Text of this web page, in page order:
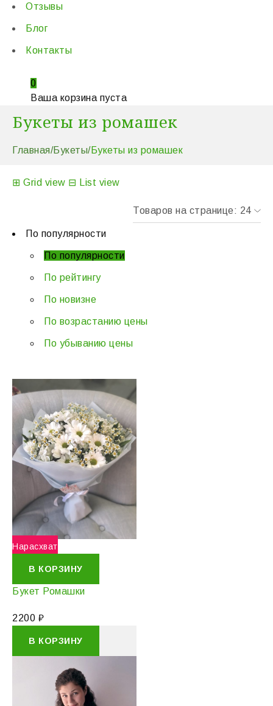
Отзывы
Блог
Контакты
0
Ваша корзина пуста
Букеты из ромашек
Главная/Букеты/Букеты из ромашек
⊞ Grid view ⊟ List view
По популярности
По популярности
По рейтингу
По новизне
По возрастанию цены
По убыванию цены
Нарасхват
В КОРЗИНУ
Букет Ромашки
2200 ₽
В КОРЗИНУ